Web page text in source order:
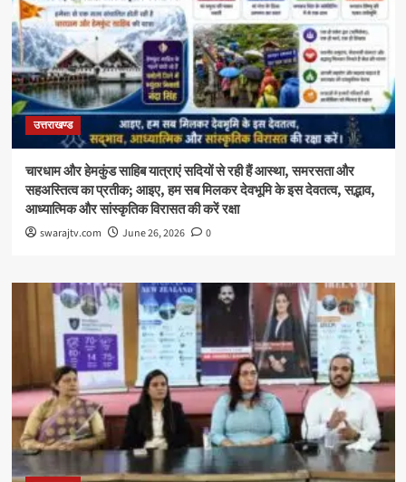
उत्तराखण्ड
चारधाम और हेमकुंड साहिब यात्राएं सदियों से रही हैं आस्था, समरसता और
सहअस्तित्व का प्रतीक; आइए, हम सब मिलकर देवभूमि के इस देवतत्व, सद्भाव,
आध्यात्मिक और सांस्कृतिक विरासत की करें रक्षा
swarajtv.com June 26, 2026 0